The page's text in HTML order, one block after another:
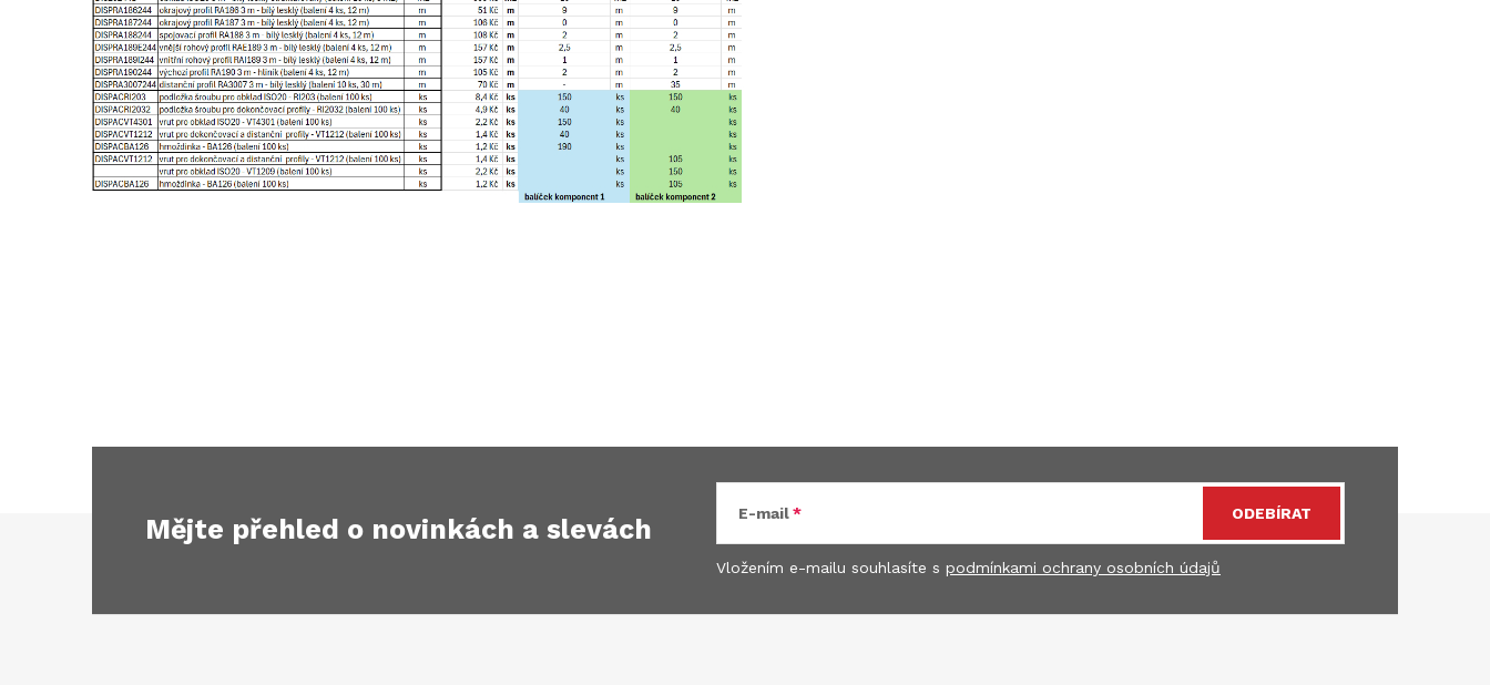
Mějte přehled o novinkách a slevách
E-mail
Vložením e-mailu souhlasíte s podmínkami ochrany osobních údajů
ODEBÍRAT